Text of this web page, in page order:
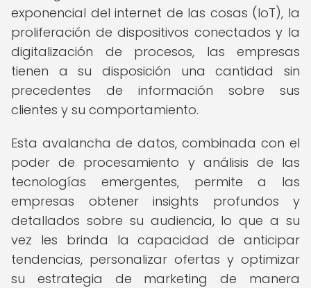
exponencial del internet de las cosas (IoT), la
proliferación de dispositivos conectados y la
digitalización de procesos, las empresas
tienen a su disposición una cantidad sin
precedentes de información sobre sus
clientes y su comportamiento.
Esta avalancha de datos, combinada con el
poder de procesamiento y análisis de las
tecnologías emergentes, permite a las
empresas obtener insights profundos y
detallados sobre su audiencia, lo que a su
vez les brinda la capacidad de anticipar
tendencias, personalizar ofertas y optimizar
su estrategia de marketing de manera